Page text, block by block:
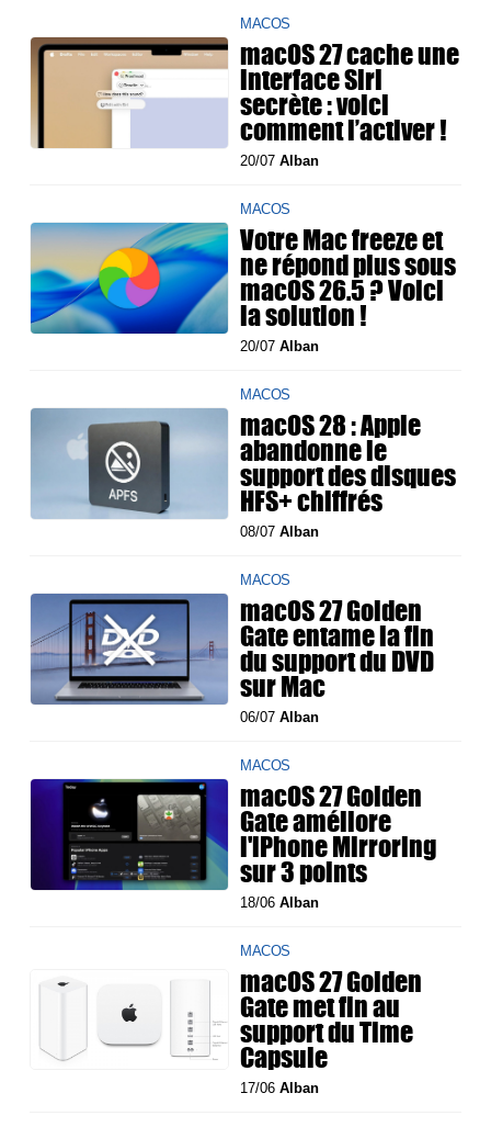
MACOS
macOS 27 cache une
interface Siri
secrète : voici
comment l’activer !
20/07Alban
MACOS
Votre Mac freeze et
ne répond plus sous
macOS 26.5 ? Voici
la solution !
20/07Alban
MACOS
macOS 28 : Apple
abandonne le
support des disques
HFS+ chiffrés
08/07Alban
MACOS
macOS 27 Golden
Gate entame la fin
du support du DVD
sur Mac
06/07Alban
MACOS
macOS 27 Golden
Gate améliore
l'iPhone Mirroring
sur 3 points
18/06Alban
MACOS
macOS 27 Golden
Gate met fin au
support du Time
Capsule
17/06Alban